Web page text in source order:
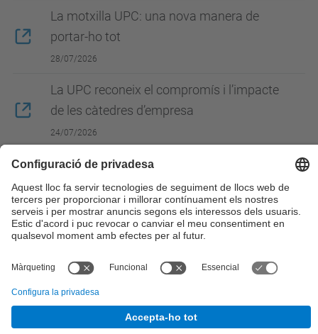
La motxilla UPC: una nova manera de
portar-ho tot
28/07/2026
La UPC reconeix el compromís i l’impacte
de les càtedres d’empresa
24/07/2026
Mostra més
© UPC
Desenvolupat amb